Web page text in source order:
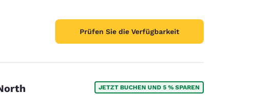
Prüfen Sie die Verfügbarkeit
JETZT BUCHEN UND 5 % SPAREN